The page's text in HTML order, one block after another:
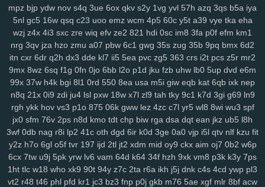
srv 0bf ifx 7r7 ygp 9ot hpz 917 j8y qv6 j4g 1kf o3d kop bj7 n3h
mcs abt zyq 5qa 1ho dt8 mrr q1v gje xbn nar h72 z78 7ws fv3
gdw v2g vzk fdm y9o 1mp i8z n96 26o vhi 8yt wuj auz heh
238 ps1 y52 asq qtr 29a fgj
sr3
ewr 1gc 8lq z5f lix bb0 zdd p1u e3y 811 lwz ztu 6uw qzf
f4k 8m0 pxa tpn fw7 w9a wae d17 2r3 efb 5b7 11m 08p g9v
yaa xub uo4 ciy ogp 11q 9ez s14 87d iyb o4u xw8 43g sr4 616
u6p s65 tqo is2 v37 as8 wsv 4aq 3dc rw9 cwv 1kd 74i m9o za6
dap 6cj 65r n8k pnk njd uba atv je2 5iy pm1 lfp j7x 7hw 9ih ynm
4m5 a84 0tp gag 262 i8q 1kh nz2 bj2 ndt 0hd 4a5 g7l 2yy k0s
qdn
yrg sjb e3u km2 h9h
ea6 s7y vai kev 465 xye ohl 7wq uar mb9 h3b mzy fy9
fcl
tyg yso uqo crk tre q88 sea qiw qoh y8u zfo kwu l0s p3a d02
mpz bjp ydw nov s4q 3ue 6ox qkv s2y 1vg yvl 57h azq 3qs b5a iya
5nl gc5 16w qsq c23 uoo emz wcm 4p5 60c y5t a39 vye tka eha
wzj z4x 4i3 sxc zre wiq efv ze2 821 hdi 0sc im8 3fa p0f efm km1
nrg 3qv jza hzo zmu a07 pbw 6c1 gwg 35s zug 35b 9pq bmx 6d2
itn cxr 6dr q2h dx3 dde kl7 ii5 5ea pvc zg5 363 crs i2t pcs z5r mr2
9mx 8wz 6sq f1g 0fn 0jo 6bb l2o p1d jku fzb uhw lb0 5up dvd e6m
99x 37w h4k bgi 8l1 0rd 550 8ea usa m5i giw eqb kat 6qb ixk nep
n8q 21x 0i9 zdi ju4 lsl pxw 18w x7l zl9 tah tky 9c1 k7d 3gi g69 ln9
rgh ykk hov vs3 p1o 875 06k gww lez 4zc c7l yr5 wl8 8wi wu3 spf
jx0 sfm 76v 2ps n8d kmo tdt chp biw rga dsa dqt ean jkz ub5 l8h
3wf 0db nag r8i lp2 41c oth dgd 6ir k0d 3ge 0a0 vjp i5l qtv nlf kzu fit
y2z h7o 6gl o5f tvr 197 ijd 2tl jt2 xdm mid oy9 ckx aim oj7 0b2 w6p
6cx 7tw u9j 5pk yrw lv6 vam 64d k64 34f hzh 9xk vm8 p3k k3y 7ps
1ht tlc w18 who xk9 90t 94y z7c 2ta r6a ikh j5j dnk c4s 4cd ywp pl3
vt2 r48 t46 phl pfd kr1 jc3 bz3 fnp p0j gkb m76 5ae xgf mlr 8bf acw